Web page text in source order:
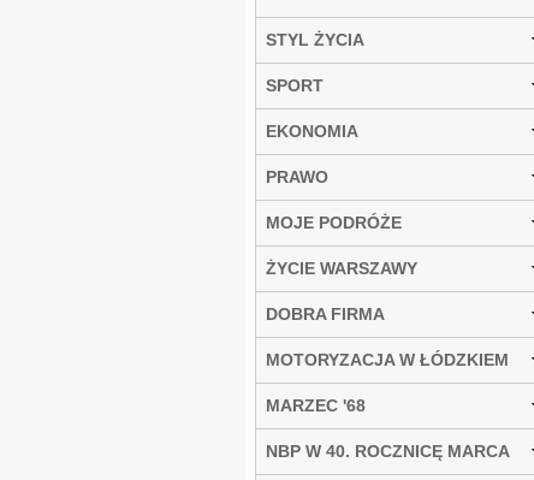
STYL ŻYCIA
SPORT
EKONOMIA
PRAWO
MOJE PODRÓŻE
ŻYCIE WARSZAWY
DOBRA FIRMA
MOTORYZACJA W ŁÓDZKIEM
MARZEC '68
NBP W 40. ROCZNICĘ MARCA